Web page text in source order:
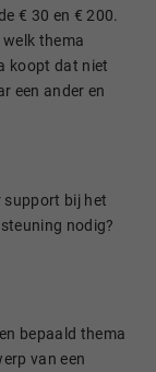
€ 30 en € 200.
thema
koopt dat niet
een ander en
support bij het
nodig?
bepaald thema
van een